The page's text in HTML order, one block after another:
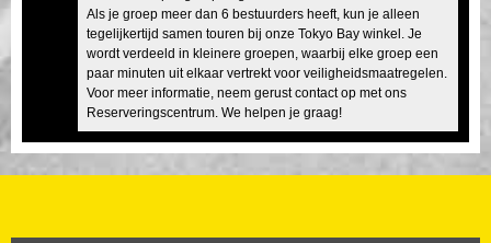
Als je groep meer dan 6 bestuurders heeft, kun je alleen
tegelijkertijd samen touren bij onze Tokyo Bay winkel. Je
wordt verdeeld in kleinere groepen, waarbij elke groep een
paar minuten uit elkaar vertrekt voor veiligheidsmaatregelen.
Voor meer informatie, neem gerust contact op met ons
Reserveringscentrum. We helpen je graag!